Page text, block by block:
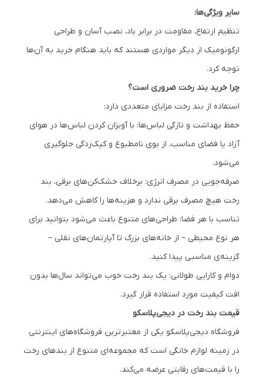
سایر ویژگی‌ها:
تنظیم ارتفاع، مقاومت در برابر باد، نصب آسان و طراحی
ارگونومیک از دیگر مواردی هستند که باید هنگام خرید به آن‌ها
توجه کرد.
چرا خرید بند رخت ضروری است؟
استفاده از بند رخت مزایای متعددی دارد:
حفظ بهداشت و تازگی لباس‌ها: با آویزان کردن لباس‌ها در هوای
آزاد یا فضای مناسب، از بوی نامطبوع و کپک‌زدگی جلوگیری
می‌شود.
صرفه‌جویی در مصرف انرژی: برخلاف خشک‌کن‌های برقی، بند
رخت هیچ مصرف برقی ندارد و هزینه‌ها را کاهش می‌دهد.
تناسب با هر فضا: طراحی‌های متنوع باعث می‌شود بتوانید برای
هر نوع محیطی – از خانه‌های بزرگ تا آپارتمان‌های نقلی –
گزینه‌ی مناسبی پیدا کنید.
دوام و کارایی طولانی: یک بند رخت خوب می‌تواند سال‌ها بدون
افت کیفیت مورد استفاده قرار گیرد.
قیمت بند رخت در دیجی‌پلاسکو
فروشگاه دیجی‌پلاسکو یکی از معتبرترین فروشگاه‌های اینترنتی
در زمینه لوازم خانگی است که مجموعه‌ای متنوع از بندهای رخت
را با قیمت‌های رقابتی عرضه می‌کند.